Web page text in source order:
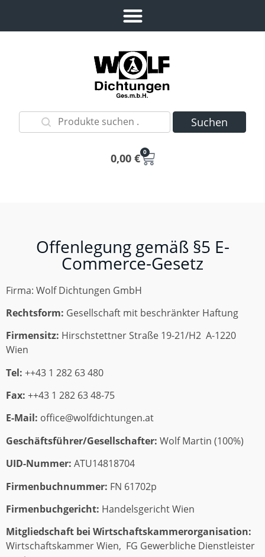
Suchen
0,00 € 0
Offenlegung gemäß §5 E-
Commerce-Gesetz
Firma: Wolf Dichtungen GmbH
Rechtsform: Gesellschaft mit beschränkter Haftung
Firmensitz: Hirschstettner Straße 19-21/H2 A-1220
Wien
Tel: ++43 1 282 63 480
Fax: ++43 1 282 63 48-75
E-Mail: office@wolfdichtungen.at
Geschäftsführer/Gesellschafter: Wolf Martin (100%)
UID-Nummer: ATU14818704
Firmenbuchnummer: FN 61702p
Firmenbuchgericht: Handelsgericht Wien
Mitgliedschaft bei Wirtschaftskammerorganisation:
Wirtschaftskammer Wien, FG Gewerbliche Dienstleister